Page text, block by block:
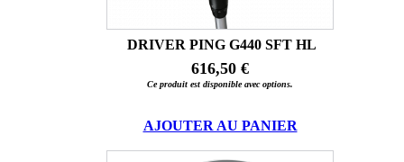
DRIVER PING G440 SFT HL
616,50 €
Ce produit est disponible avec options.
AJOUTER AU PANIER